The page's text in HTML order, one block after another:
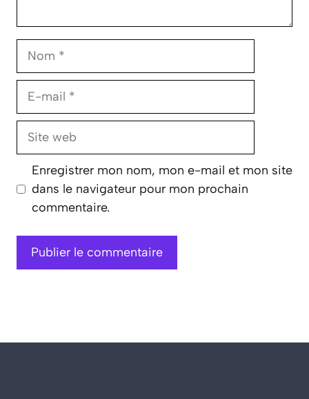
Nom
E-
Site
Enregistrer mon nom, mon e-mail et mon site
dans le navigateur pour mon prochain
commentaire.